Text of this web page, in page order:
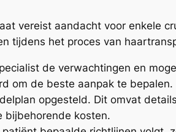
vereist aandacht voor enkele
tijdens het proces van
de verwachtingen en
om de beste aanpak te bepalen.
opgesteld. Dit omvat
bijbehorende kosten.